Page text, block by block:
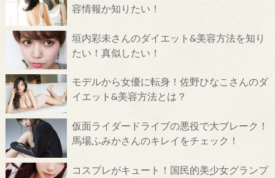
容情報か知りたい！
垣内彩未さんのダイエット&美容方法を知り
たい！真似したい！
モデルから女優に転身！佐野ひなこさんのダ
イエット&美容方法とは？
仮面ライダードライブの悪役で大ブレーク！
馬場ふみかさんのキレイをチェック！
コスプレがキュート！国民的美少女グランプ